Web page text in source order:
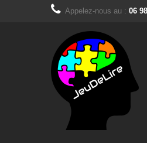
Appelez-nous au : 06